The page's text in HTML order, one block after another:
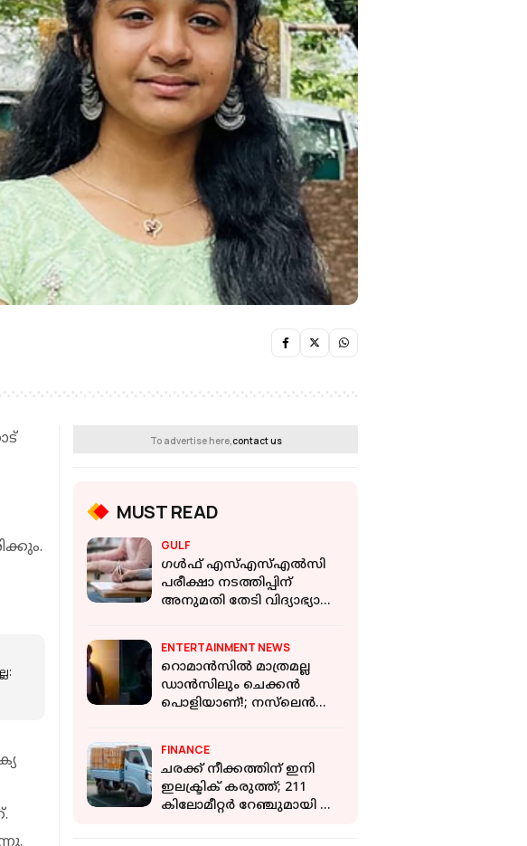
To advertise here, contact us
MUST READ
GULF
ഗൾഫ് എസ്എസ്എൽസി
പരീക്ഷാ നടത്തിപ്പിന്
അനുമതി തേടി വിദ്യാഭ്യാസ
ENTERTAINMENT NEWS
റൊമാൻസിൽ മാത്രമല്ല
ഡാൻസിലും ചെക്കൻ
പൊളിയാണ്!; നസ്‌ലെൻ
പുറത്ത്
FINANCE
ചരക്ക് നീക്കത്തിന് ഇനി
ഇലക്ട്രിക് കരുത്ത്; 211
കിലോമീറ്റര്‍ റേഞ്ചുമായി ടാറ്റ